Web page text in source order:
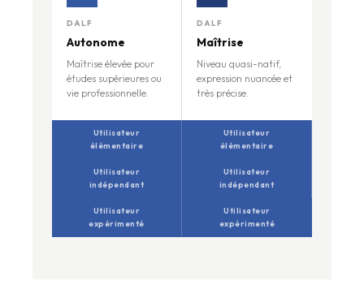
DALF
Autonome
Maîtrise élevée pour
études supérieures ou
vie professionnelle.
DALF
Maîtrise
Niveau quasi-natif,
expression nuancée et
très précise.
Utilisateur
élémentaire
Utilisateur
élémentaire
Utilisateur
indépendant
Utilisateur
indépendant
Utilisateur
expérimenté
Utilisateur
expérimenté